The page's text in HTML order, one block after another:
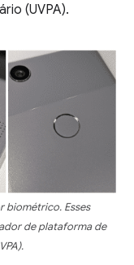
(UVPA).
biométrico. Esses
de plataforma de